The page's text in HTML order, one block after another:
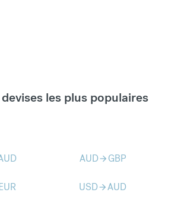
les plus populaires
AUDarrow_forward GBP
USDarrow_forwardAUD